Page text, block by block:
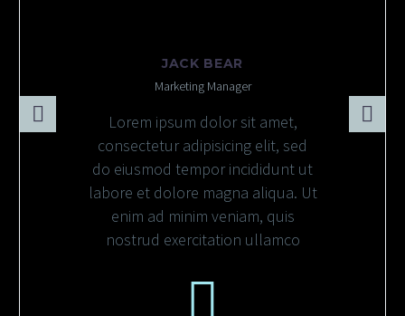
JACK BEAR
Marketing Manager
Lorem ipsum dolor sit amet,
consectetur adipisicing elit, sed
do eiusmod tempor incididunt ut
labore et dolore magna aliqua. Ut
enim ad minim veniam, quis
nostrud exercitation ullamco